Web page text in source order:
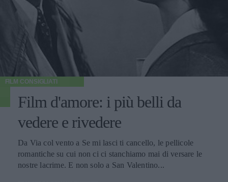
FILM CONSIGLIATI
Film d'amore: i più belli da
vedere e rivedere
Da Via col vento a Se mi lasci ti cancello, le pellicole
romantiche su cui non ci ci stanchiamo mai di versare le
nostre lacrime. E non solo a San Valentino...